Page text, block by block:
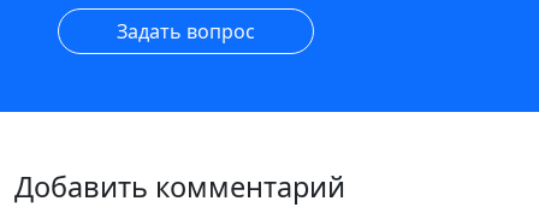
Задать вопрос
Добавить комментарий